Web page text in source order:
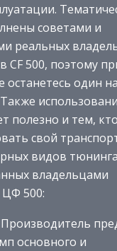
советами и
реальных
CF 500, поэтому
останетесь один
полезно и тем,
свой
видов
владельцами
500:
основного и